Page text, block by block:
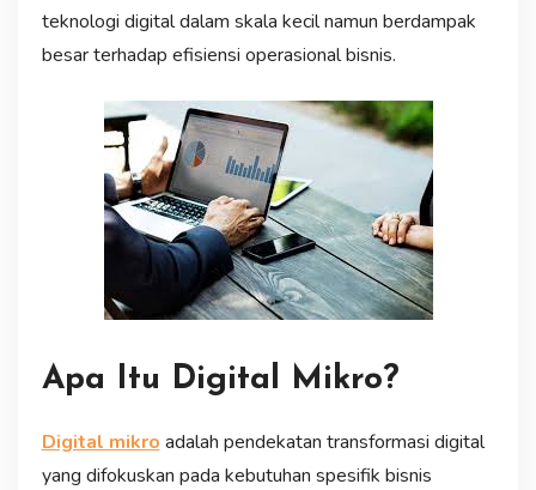
teknologi digital dalam skala kecil namun berdampak
besar terhadap efisiensi operasional bisnis.
Apa Itu Digital Mikro?
Digital mikro adalah pendekatan transformasi digital
yang difokuskan pada kebutuhan spesifik bisnis